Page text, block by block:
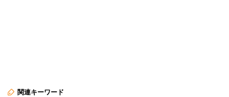
関連キーワード